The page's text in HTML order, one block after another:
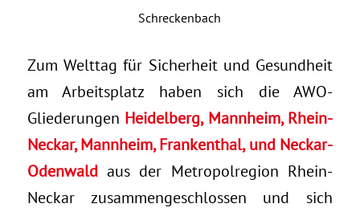
Schreckenbach
Zum Welttag für Sicherheit und Gesundheit
am Arbeitsplatz haben sich die AWO-
Gliederungen Heidelberg, Mannheim, Rhein-
Neckar, Mannheim, Frankenthal, und Neckar-
Odenwaldaus der Metropolregion Rhein-
Neckar zusammengeschlossen und sich